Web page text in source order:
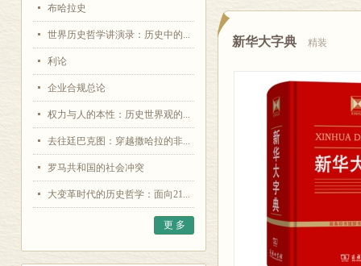
布哈拉史
世界历史哲学讲演录：历史中的...
利论
企业合规总论
权力与人的本性：历史世界观的...
去往廷巴克图：穿越撒哈拉的非...
罗马共和国的社会冲突
大变革时代的历史哲学：面向21...
更 多
新华大字典 精装